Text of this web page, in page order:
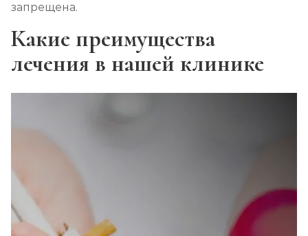
запрещена.
Какие преимущества
лечения в нашей клинике